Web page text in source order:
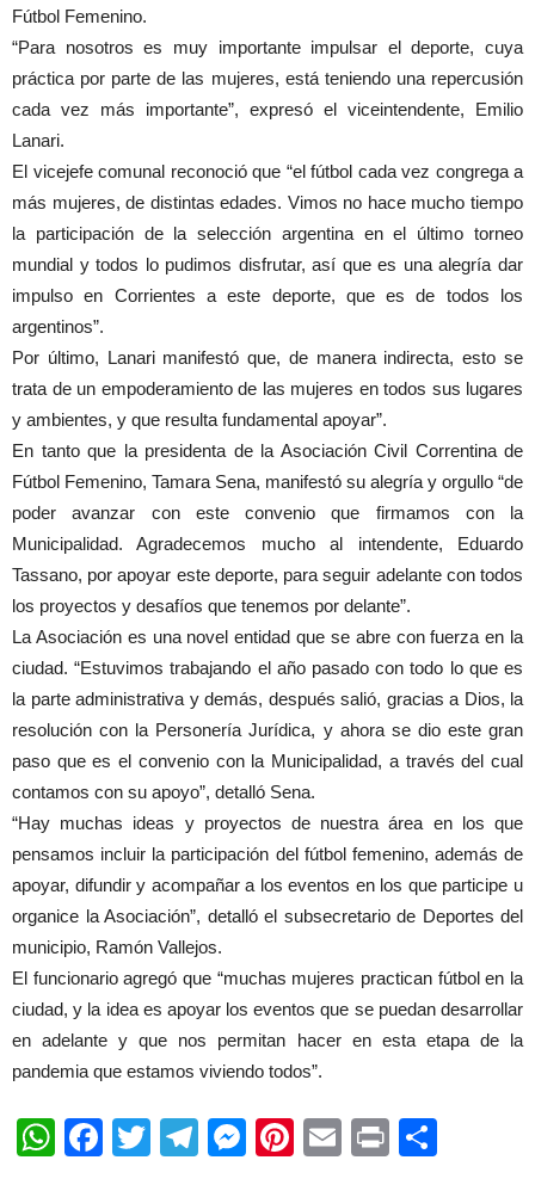
Fútbol Femenino.
“Para nosotros es muy importante impulsar el deporte, cuya
práctica por parte de las mujeres, está teniendo una repercusión
cada vez más importante”, expresó el viceintendente, Emilio
Lanari.
El vicejefe comunal reconoció que “el fútbol cada vez congrega a
más mujeres, de distintas edades. Vimos no hace mucho tiempo
la participación de la selección argentina en el último torneo
mundial y todos lo pudimos disfrutar, así que es una alegría dar
impulso en Corrientes a este deporte, que es de todos los
argentinos”.
Por último, Lanari manifestó que, de manera indirecta, esto se
trata de un empoderamiento de las mujeres en todos sus lugares
y ambientes, y que resulta fundamental apoyar”.
En tanto que la presidenta de la Asociación Civil Correntina de
Fútbol Femenino, Tamara Sena, manifestó su alegría y orgullo “de
poder avanzar con este convenio que firmamos con la
Municipalidad. Agradecemos mucho al intendente, Eduardo
Tassano, por apoyar este deporte, para seguir adelante con todos
los proyectos y desafíos que tenemos por delante”.
La Asociación es una novel entidad que se abre con fuerza en la
ciudad. “Estuvimos trabajando el año pasado con todo lo que es
la parte administrativa y demás, después salió, gracias a Dios, la
resolución con la Personería Jurídica, y ahora se dio este gran
paso que es el convenio con la Municipalidad, a través del cual
contamos con su apoyo”, detalló Sena.
“Hay muchas ideas y proyectos de nuestra área en los que
pensamos incluir la participación del fútbol femenino, además de
apoyar, difundir y acompañar a los eventos en los que participe u
organice la Asociación”, detalló el subsecretario de Deportes del
municipio, Ramón Vallejos.
El funcionario agregó que “muchas mujeres practican fútbol en la
ciudad, y la idea es apoyar los eventos que se puedan desarrollar
en adelante y que nos permitan hacer en esta etapa de la
pandemia que estamos viviendo todos”.
WhatsApp
Facebook
TwitterTelegram
Messenger
Pinterest
EmailPrint